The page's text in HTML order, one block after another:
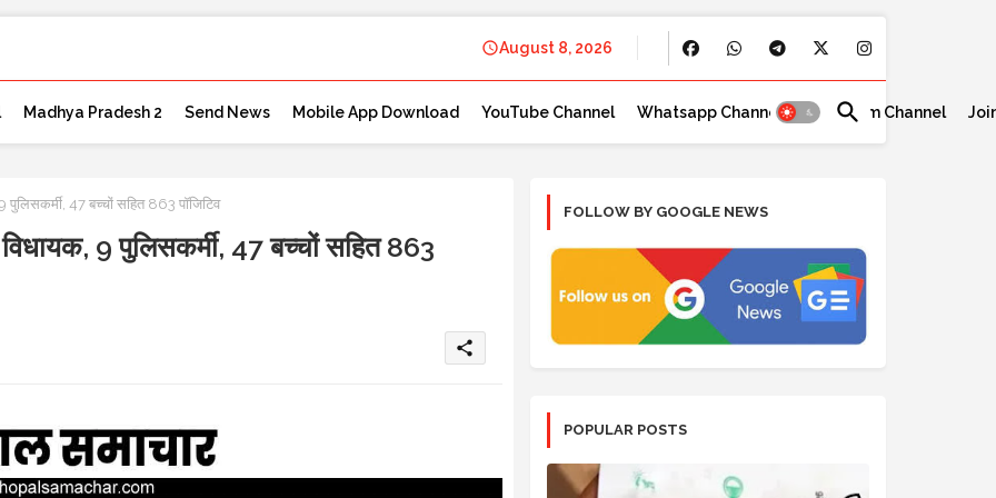
August 8, 2026
Madhya Pradesh 2 Send News Mobile App Download YouTube Channel Whatsapp Channel Telegram Channel
47 बच्चों सहित 863 पॉजिटिव
9 पुलिसकर्मी, 47 बच्चों सहित 863
share
FOLLOW BY GOOGLE NEWS
POPULAR POSTS